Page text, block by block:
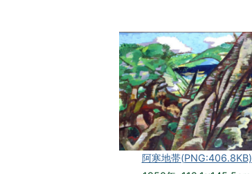
阿寒地帯(PNG:406.8KB)